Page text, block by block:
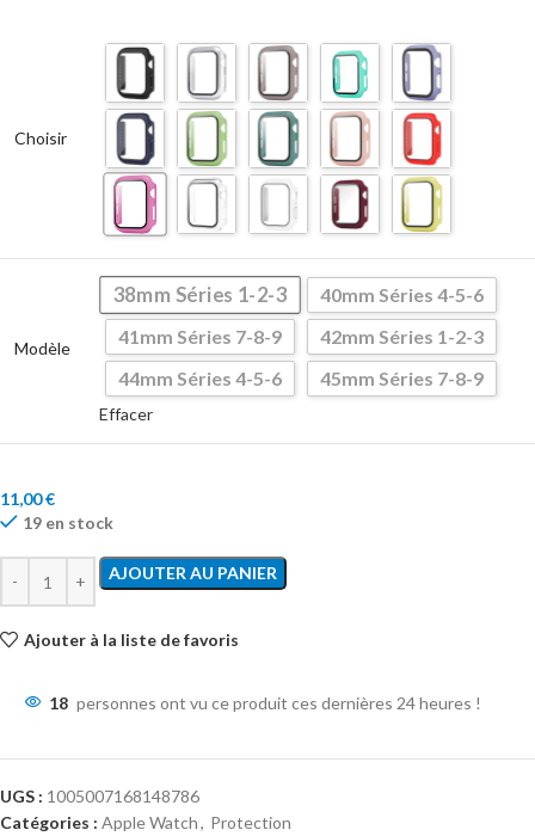
Choisir
Modèle
38mm Séries 1-2-3
40mm Séries 4-5-6
41mm Séries 7-8-9
42mm Séries 1-2-3
44mm Séries 4-5-6
45mm Séries 7-8-9
Effacer
11,00€
19 en stock
AJOUTER AU PANIER
Ajouter à la liste de favoris
18 personnes ont vu ce produit ces dernières 24 heures !
UGS : 1005007168148786
Catégories : Apple Watch, Protection